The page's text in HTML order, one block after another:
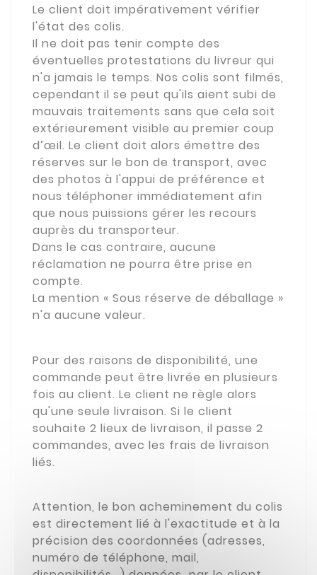
Le client doit impérativement vérifier
l'état des colis.
Il ne doit pas tenir compte des
éventuelles protestations du livreur qui
n'a jamais le temps. Nos colis sont filmés,
cependant il se peut qu'ils aient subi de
mauvais traitements sans que cela soit
extérieurement visible au premier coup
d’œil. Le client doit alors émettre des
réserves sur le bon de transport, avec
des photos à l'appui de préférence et
nous téléphoner immédiatement afin
que nous puissions gérer les recours
auprès du transporteur.
Dans le cas contraire, aucune
réclamation ne pourra être prise en
compte.
La mention « Sous réserve de déballage »
n'a aucune valeur.
Pour des raisons de disponibilité, une
commande peut être livrée en plusieurs
fois au client. Le client ne règle alors
qu'une seule livraison. Si le client
souhaite 2 lieux de livraison, il passe 2
commandes, avec les frais de livraison
liés.
Attention, le bon acheminement du colis
est directement lié à l'exactitude et à la
précision des coordonnées (adresses,
numéro de téléphone, mail,